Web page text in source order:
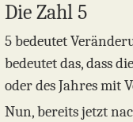
Die Zahl 5
5 bedeutet
bedeutet das, dass
oder des Jahres mit
Nun, bereits jetzt